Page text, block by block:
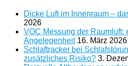
Dicke Luft im Innenraum –
2026
VOC Messung der Raumluft:
Angelegenheit 16. März 2026
Schlaftracker bei
zusätzliches Risiko? 3.